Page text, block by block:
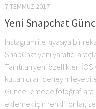
7 TEMMUZ 2017
Yeni Snapchat
Instagram ile kıyasıya bir
SnapChat yeni yaratıcı
Tanıtılan yeni özellikleri
kullanıcıları
Güncellemede fotoğraflara
eklemek için renkli fonlar,